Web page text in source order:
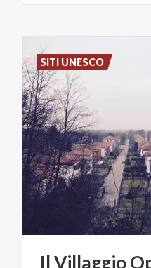
IlVillaggio
SITI UNESCO